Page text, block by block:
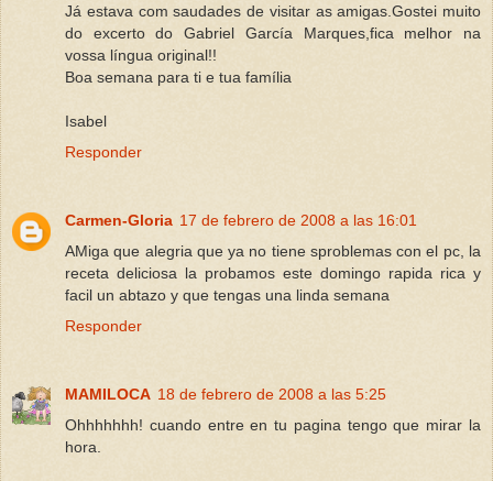
Já estava com saudades de visitar as amigas.Gostei muito
do excerto do Gabriel García Marques,fica melhor na
vossa língua original!!
Boa semana para ti e tua família
Isabel
Responder
Carmen-Gloria 17 de febrero de 2008 a las 16:01
AMiga que alegria que ya no tiene sproblemas con el pc, la
receta deliciosa la probamos este domingo rapida rica y
facil un abtazo y que tengas una linda semana
Responder
MAMILOCA 18 de febrero de 2008 a las 5:25
Ohhhhhhh! cuando entre en tu pagina tengo que mirar la
hora.